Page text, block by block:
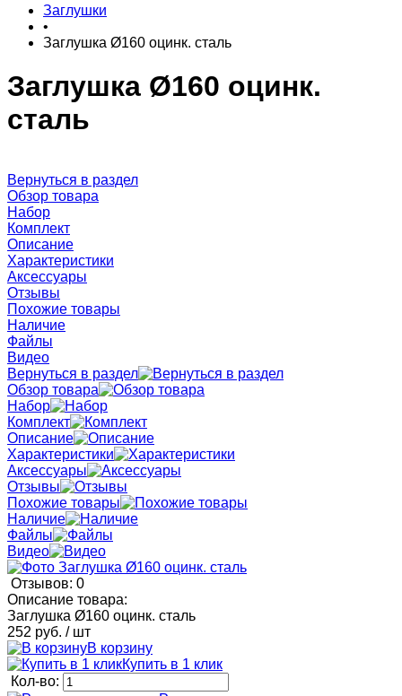
Заглушки
•
Заглушка Ø160 оцинк. сталь
Заглушка Ø160 оцинк.
сталь
Вернуться в раздел
Обзор товара
Набор
Комплект
Описание
Характеристики
Аксессуары
Отзывы
Похожие товары
Наличие
Файлы
Видео
Вернуться в раздел
Обзор товара
Набор
Комплект
Описание
Характеристики
Аксессуары
Отзывы
Похожие товары
Наличие
Файлы
Видео
Отзывов: 0
Описание товара:
Заглушка Ø160 оцинк. сталь
252 руб. / шт
В корзину
Купить в 1 клик
Кол-во: